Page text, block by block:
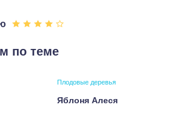
по теме
Плодовые деревья
Яблоня Алеся